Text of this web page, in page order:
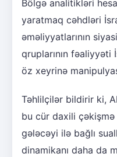
Bölgə analitikləri
yaratmaq cəhdləri
əməliyyatlarının
qruplarının
öz xeyrinə
Təhlilçilər bildirir ki,
bu cür daxili çəkişmə
gələcəyi ilə bağlı
dinamikanı daha da